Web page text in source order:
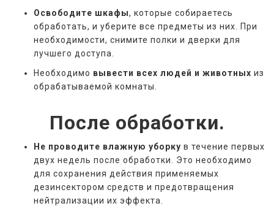
Освободите шкафы, которые собираетесь
обработать, и уберите все предметы из них. При
необходимости, снимите полки и дверки для
лучшего доступа.
Необходимо вывести всех людей и животных из
обрабатываемой комнаты.
После обработки.
Не проводите влажную уборку в течение первых
двух недель после обработки. Это необходимо
для сохранения действия применяемых
дезинсектором средств и предотвращения
нейтрализации их эффекта.